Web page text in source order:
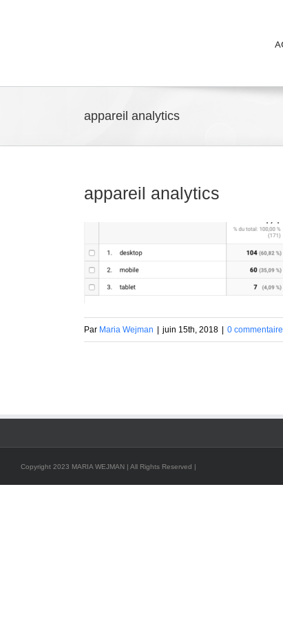
appareil analytics
appareil analytics
Par Maria Wejman juin 15th, 2018 0 commentaire
Copyright 2023 MARIA WEJMAN | All Rights Reserved |